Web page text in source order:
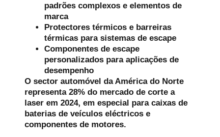
padrões complexos e elementos de
marca
Protectores térmicos e barreiras
térmicas para sistemas de escape
Componentes de escape
personalizados para aplicações de
desempenho
O sector automóvel da América do Norte
representa 28% do mercado de corte a
laser em 2024, em especial para caixas de
baterias de veículos eléctricos e
componentes de motores.